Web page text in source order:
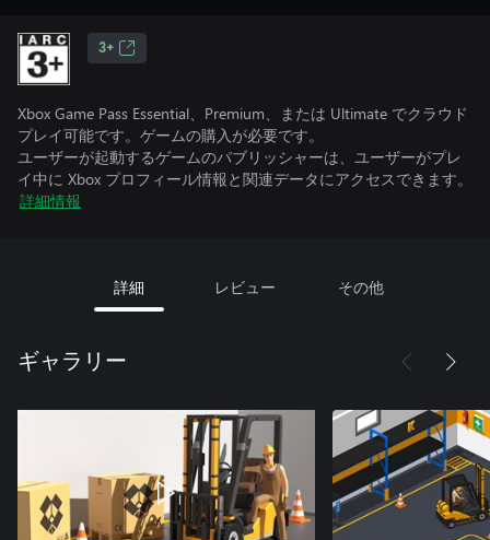
3+
Xbox Game Pass Essential、Premium、または Ultimate でクラウド
プレイ可能です。ゲームの購入が必要です。
ユーザーが起動するゲームのパブリッシャーは、ユーザーがプレ
イ中に Xbox プロフィール情報と関連データにアクセスできます。
詳細情報
詳細 レビュー その他
ギャラリー